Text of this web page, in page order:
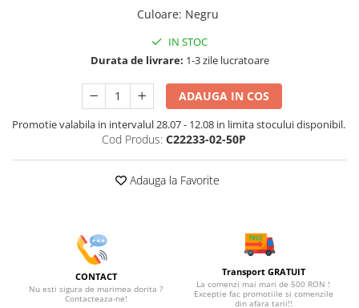
Culoare: Negru
IN STOC
Durata de livrare: 1-3 zile lucratoare
ADAUGA IN COS
Promotie valabila in intervalul 28.07 - 12.08 in limita stocului disponibil.
Cod Produs: C22233-02-50P
Adauga la Favorite
CONTACT
Nu esti sigura de marimea dorita ?
Contacteaza-ne!
Transport GRATUIT
La comenzi mai mari de 500 RON !
Exceptie fac promotiile si comenzile
din afara tarii!!